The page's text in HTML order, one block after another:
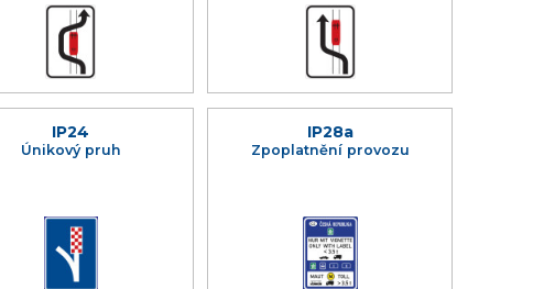
IP24
Únikový pruh
IP28a
Zpoplatnění provozu